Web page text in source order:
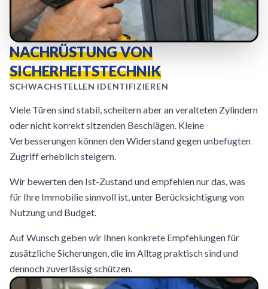
NACHRÜSTUNG VON
SICHERHEITSTECHNIK
SCHWACHSTELLEN IDENTIFIZIEREN
Viele Türen sind stabil, scheitern aber an veralteten Zylindern
oder nicht korrekt sitzenden Beschlägen. Kleine
Verbesserungen können den Widerstand gegen unbefugten
Zugriff erheblich steigern.
Wir bewerten den Ist-Zustand und empfehlen nur das, was
für Ihre Immobilie sinnvoll ist, unter Berücksichtigung von
Nutzung und Budget.
Auf Wunsch geben wir Ihnen konkrete Empfehlungen für
zusätzliche Sicherungen, die im Alltag praktisch sind und
dennoch zuverlässig schützen.